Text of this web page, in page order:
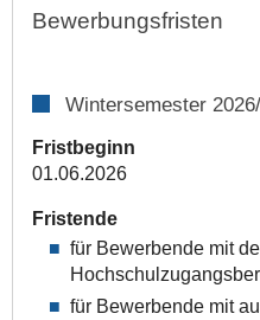
Bewerbungsfristen
Wintersemester
Fristbeginn
01.06.2026
Fristende
für Bewerbende mit
für Bewerbende mit